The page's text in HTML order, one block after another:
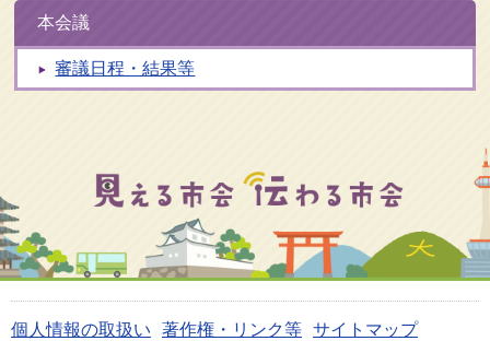
本会議
審議日程・結果等
個人情報の取扱い 著作権・リンク等 サイトマップ